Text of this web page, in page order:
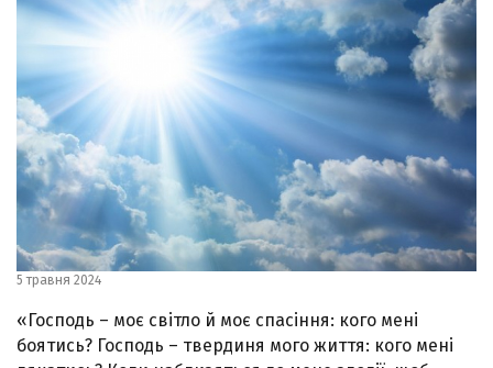
5 травня 2024
«Господь – моє світло й моє спасіння: кого мені
боятись? Господь – твердиня мого життя: кого мені